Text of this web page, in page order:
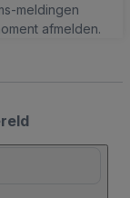
meldingen
afmelden.